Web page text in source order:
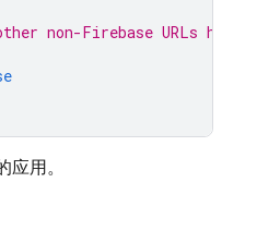
non-Firebase URLs here.
用。